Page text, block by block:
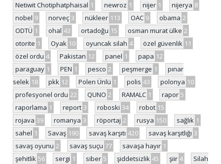
Netiwit Chotiphatphaisal 1 newroz 1 nijer 1 nijerya 8
nobel 9 norveç 3 nükleer 113 OAC 9 obama 2
ODTÜ 1 ohal 43 ortadoğu 15 osman murat ülke 2
otorite 1 Oyak 10 oyuncak silah 4 özel güvenlik 11
özel ordu 4 Pakistan 12 panel 1 papa 12
paraguay 1 PEN 1 pesco 2 peşmerge 1
pınar
selek 18 pkk 12 Polen Ünlü 1 polis 43 polonya 10
profesyonel ordu 22 QUNO 2 RAMALC 1 rapor 5
raporlama 1 report 3 roboski 34 robot 15
rojava 39 romanya 3 röportaj 2 rusya 150 sağlık 1
sahel 1 Savaş 190 savaş karşıtı 420 savaş karşıtlığı 3
savaş oyunu 2 savaş suçu 77 savaşa hayır 1
şehitlik 56 sergi 1 siber 5 şiddetsizlik 45 şiir 4
Silah